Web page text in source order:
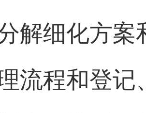
解细化方案
流程和登记